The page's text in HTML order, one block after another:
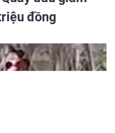
đầu giảm
đồng